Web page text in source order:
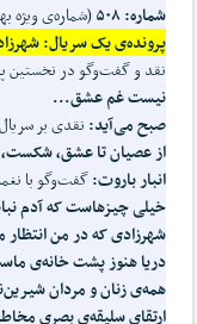
شماره: ۵۰۸
(شماره‌ی ویژه
پرونده‌ی یک سریال:
نقد و گفت‌وگو در نخستین
نیست غم عشق...
صبح می‌آید: نقدی بر سریال
از عصیان تا عشق،
انبار باروت:گفت‌وگو با
خیلی چیزهاست که آدم
شهرزادی که در من
دریا هنوز پشت خانه‌ی
همه‌ی زنان و مردان
ارتقای سلیقه‌ی بصری